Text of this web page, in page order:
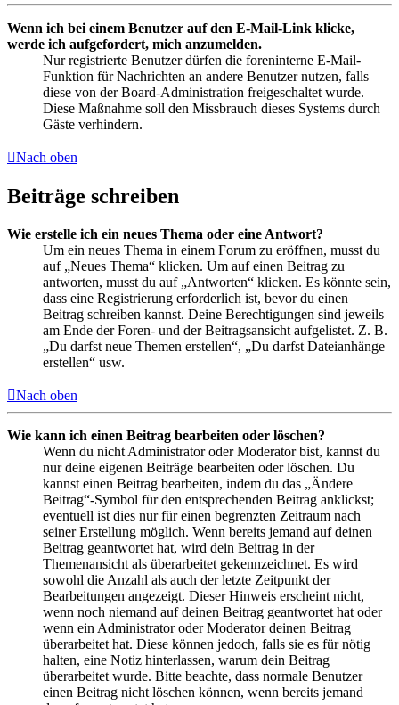
Wenn ich bei einem Benutzer auf den E-Mail-Link klicke,
werde ich aufgefordert, mich anzumelden.
Nur registrierte Benutzer dürfen die foreninterne E-Mail-
Funktion für Nachrichten an andere Benutzer nutzen, falls
diese von der Board-Administration freigeschaltet wurde.
Diese Maßnahme soll den Missbrauch dieses Systems durch
Gäste verhindern.
Nach oben
Beiträge schreiben
Wie erstelle ich ein neues Thema oder eine Antwort?
Um ein neues Thema in einem Forum zu eröffnen, musst du
auf „Neues Thema“ klicken. Um auf einen Beitrag zu
antworten, musst du auf „Antworten“ klicken. Es könnte sein,
dass eine Registrierung erforderlich ist, bevor du einen
Beitrag schreiben kannst. Deine Berechtigungen sind jeweils
am Ende der Foren- und der Beitragsansicht aufgelistet. Z. B.
„Du darfst neue Themen erstellen“, „Du darfst Dateianhänge
erstellen“ usw.
Nach oben
Wie kann ich einen Beitrag bearbeiten oder löschen?
Wenn du nicht Administrator oder Moderator bist, kannst du
nur deine eigenen Beiträge bearbeiten oder löschen. Du
kannst einen Beitrag bearbeiten, indem du das „Ändere
Beitrag“-Symbol für den entsprechenden Beitrag anklickst;
eventuell ist dies nur für einen begrenzten Zeitraum nach
seiner Erstellung möglich. Wenn bereits jemand auf deinen
Beitrag geantwortet hat, wird dein Beitrag in der
Themenansicht als überarbeitet gekennzeichnet. Es wird
sowohl die Anzahl als auch der letzte Zeitpunkt der
Bearbeitungen angezeigt. Dieser Hinweis erscheint nicht,
wenn noch niemand auf deinen Beitrag geantwortet hat oder
wenn ein Administrator oder Moderator deinen Beitrag
überarbeitet hat. Diese können jedoch, falls sie es für nötig
halten, eine Notiz hinterlassen, warum dein Beitrag
überarbeitet wurde. Bitte beachte, dass normale Benutzer
einen Beitrag nicht löschen können, wenn bereits jemand